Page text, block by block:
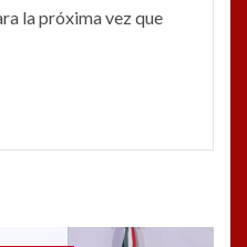
la próxima vez que